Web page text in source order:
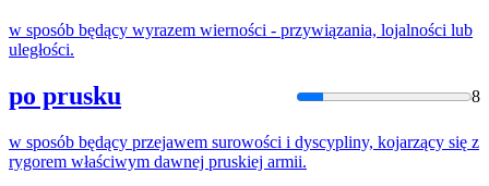
w sposób będący wyrazem wierności - przywiązania, lojalności lub
uległości.
po prusku 8
w sposób będący przejawem surowości i dyscypliny, kojarzący się z
rygorem właściwym dawnej pruskiej armii.